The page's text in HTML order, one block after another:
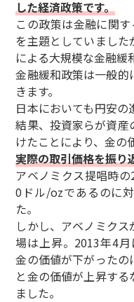
した経済政策です。
この政策は金融に関
を主題としていまし
による大規模な金融緩
金融緩和政策は一般
きます。
日本においても円安
結果、投資家らが資
けたことにより、金の
実際の取引価格を振り
アベノミクス提唱時
0ドル/ozであるのに
た。
しかし、アベノミク
場は上昇。2013年4
金の価値が下がった
と金の価値が上昇す
ました。